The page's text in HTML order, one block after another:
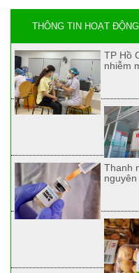
THÔNG TIN HOẠT ĐỘNG
TP Hồ
nhiễm
Thanh